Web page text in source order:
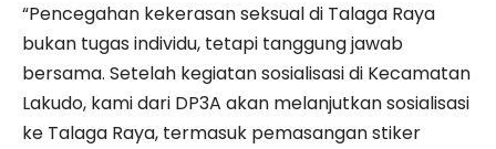
“Pencegahan kekerasan seksual di Talaga Raya
bukan tugas individu, tetapi tanggung jawab
bersama. Setelah kegiatan sosialisasi di Kecamatan
Lakudo, kami dari DP3A akan melanjutkan sosialisasi
ke Talaga Raya, termasuk pemasangan stiker